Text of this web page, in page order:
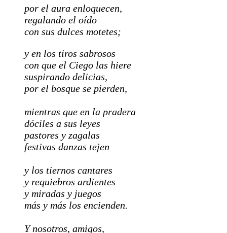
por el aura enloquecen,
regalando el oído
con sus dulces motetes;
y en los tiros sabrosos
con que el Ciego las hiere
suspirando delicias,
por el bosque se pierden,
mientras que en la pradera
dóciles a sus leyes
pastores y zagalas
festivas danzas tejen
y los tiernos cantares
y requiebros ardientes
y miradas y juegos
más y más los encienden.
Y nosotros, amigos,